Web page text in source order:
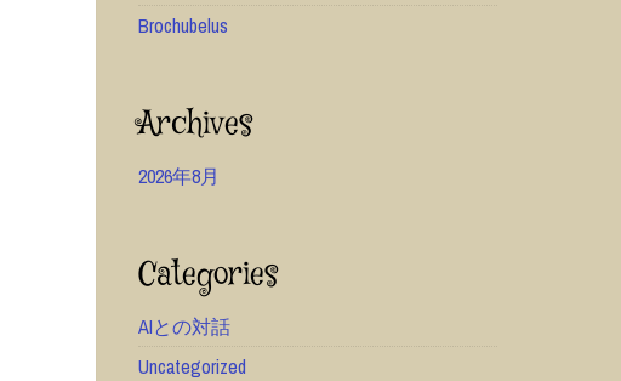
Brochubelus
Archives
2026年8月
Categories
AIとの対話
Uncategorized